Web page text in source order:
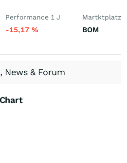
Performance 1 J
-15,17 %
Martktplatz
BOM
News & Forum